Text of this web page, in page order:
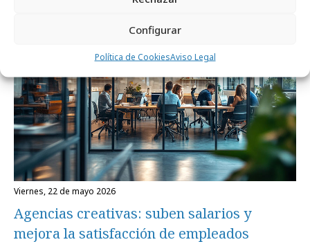
Configurar
Política de CookiesAviso Legal
viernes, 22 de mayo 2026
Agencias creativas: suben salarios y
mejora la satisfacción de empleados